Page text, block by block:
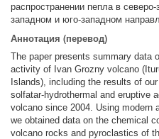
распространении пепла в северо-
западном и юго-западном
Аннотация (перевод)
The paper presents summary data
activity of Ivan Grozny volcano
Islands), including the results of
solfatar-hydrothermal and eruptive
volcano since 2004. Using modern
we obtained data on the chemical
volcano rocks and pyroclastics of